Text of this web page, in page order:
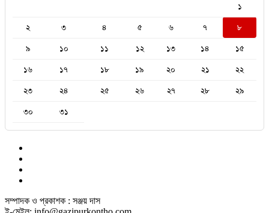
১
২
৩ ৪ ৫ ৬ ৭
৮
৯
১০ ১১ ১২ ১৩ ১৪
১৫
১৬
১৭ ১৮ ১৯ ২০ ২১
২২
২৩
২৪ ২৫ ২৬ ২৭ ২৮
২৯
৩০
৩১
সম্পাদক ও প্রকাশক : সঞ্জয় দাস